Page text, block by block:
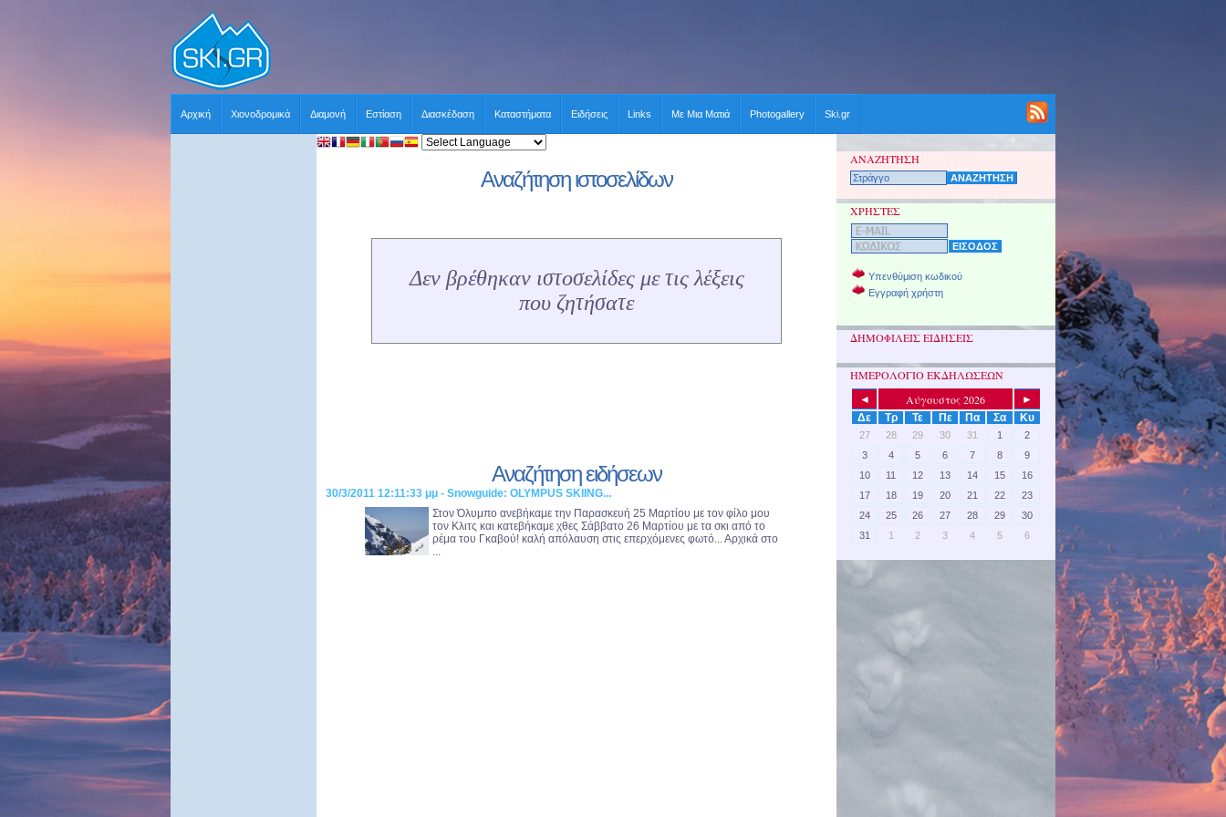
Αρχική Χιονοδρομικά Διαμονή Εστίαση Διασκέδαση Καταστήματα Ειδήσεις Links Με Μια Ματιά Photogallery Ski.gr
Αναζήτηση ιστοσελίδων
Δεν βρέθηκαν ιστοσελίδες με τις λέξεις
που ζητήσατε
Αναζήτηση ειδήσεων
30/3/2011 12:11:33 μμ - Snowguide: OLYMPUS SKIING...
Στον Όλυμπο ανεβήκαμε την Παρασκευή 25 Μαρτίου με τον φίλο μου
τον Κλιτς και κατεβήκαμε χθες Σάββατο 26 Μαρτίου με τα σκι από το
ρέμα του Γκαβού! καλή απόλαυση στις επερχόμενες φωτό... Αρχικά στο
...
ΑΝΑΖΗΤΗΣΗ
ΧΡΗΣΤΕΣ
Υπενθύμιση κωδικού
Εγγραφή χρήστη
ΔΗΜΟΦΙΛΕΙΣ ΕΙΔΗΣΕΙΣ
ΗΜΕΡΟΛΟΓΙΟ ΕΚΔΗΛΩΣΕΩΝ
◄ Αύγουστος 2026
►
Δε
Τρ Τε Πε Πα Σα Κυ
27 28 29 30 31 1
2
3
4 5 6 7 8
9
10
11 12 13 14 15
16
17
18 19 20 21 22
23
24
25 26 27 28 29
30
31
1 2 3 4 5 6